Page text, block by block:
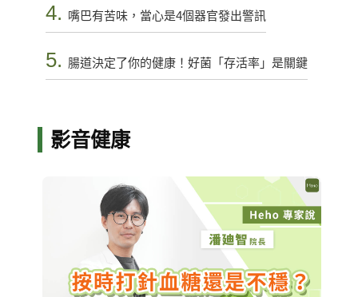
4. 嘴巴有苦味，當心是4個器官發出警訊
5. 腸道決定了你的健康！好菌「存活率」是關鍵
影音健康